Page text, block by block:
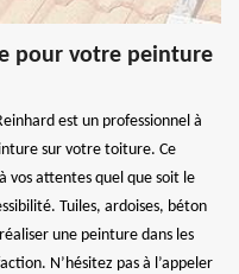
pour votre peinture
est un professionnel à
sur votre toiture. Ce
vos attentes quel que soit le
Tuiles, ardoises, béton
une peinture dans les
N’hésitez pas à l’appeler